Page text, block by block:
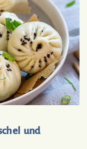
und